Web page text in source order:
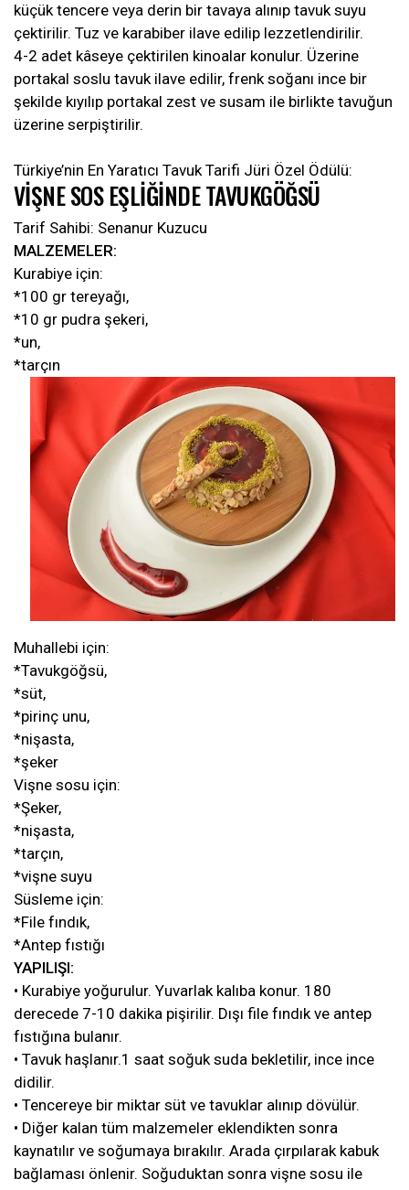
küçük tencere veya derin bir tavaya alınıp tavuk suyu
çektirilir. Tuz ve karabiber ilave edilip lezzetlendirilir.
4-2 adet kâseye çektirilen kinoalar konulur. Üzerine
portakal soslu tavuk ilave edilir, frenk soğanı ince bir
şekilde kıyılıp portakal zest ve susam ile birlikte tavuğun
üzerine serpiştirilir.
Türkiye’nin En Yaratıcı Tavuk Tarifi Jüri Özel Ödülü:
VİŞNE SOS EŞLİĞİNDE TAVUKGÖĞSÜ
Tarif Sahibi: Senanur Kuzucu
MALZEMELER:
Kurabiye için:
*100 gr tereyağı,
*10 gr pudra şekeri,
*un,
*tarçın
Muhallebi için:
*Tavukgöğsü,
*süt,
*pirinç unu,
*nişasta,
*şeker
Vişne sosu için:
*Şeker,
*nişasta,
*tarçın,
*vişne suyu
Süsleme için:
*File fındık,
*Antep fıstığı
YAPILIŞI:
• Kurabiye yoğurulur. Yuvarlak kalıba konur. 180
derecede 7-10 dakika pişirilir. Dışı file fındık ve antep
fıstığına bulanır.
• Tavuk haşlanır.1 saat soğuk suda bekletilir, ince ince
didilir.
• Tencereye bir miktar süt ve tavuklar alınıp dövülür.
• Diğer kalan tüm malzemeler eklendikten sonra
kaynatılır ve soğumaya bırakılır. Arada çırpılarak kabuk
bağlaması önlenir. Soğuduktan sonra vişne sosu ile